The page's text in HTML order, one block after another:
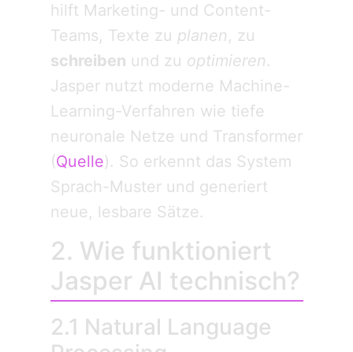
hilft Marketing- und Content-
Teams, Texte zu planen, zu
schreiben und zu optimieren.
Jasper nutzt moderne Machine-
Learning-Verfahren wie tiefe
neuronale Netze und Transformer
(Quelle). So erkennt das System
Sprach-Muster und generiert
neue, lesbare Sätze.
2. Wie funktioniert
Jasper AI technisch?
2.1 Natural Language